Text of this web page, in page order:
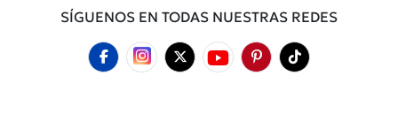
SÍGUENOS EN TODAS NUESTRAS REDES